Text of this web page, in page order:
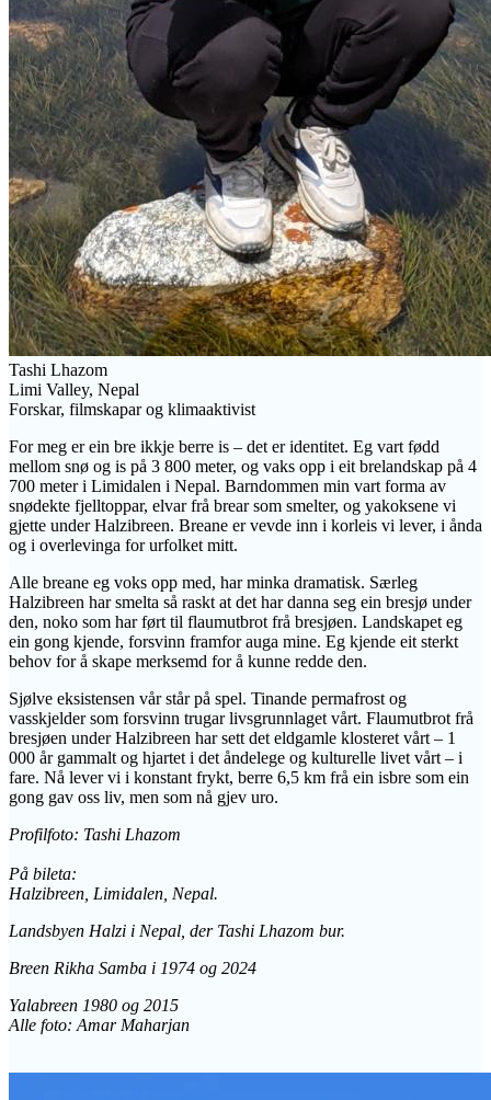
Tashi Lhazom
Limi Valley, Nepal
Forskar, filmskapar og klimaaktivist
For meg er ein bre ikkje berre is – det er identitet. Eg vart fødd
mellom snø og is på 3 800 meter, og vaks opp i eit brelandskap på 4
700 meter i Limidalen i Nepal. Barndommen min vart forma av
snødekte fjelltoppar, elvar frå brear som smelter, og yakoksene vi
gjette under Halzibreen. Breane er vevde inn i korleis vi lever, i ånda
og i overlevinga for urfolket mitt.
Alle breane eg voks opp med, har minka dramatisk. Særleg
Halzibreen har smelta så raskt at det har danna seg ein bresjø under
den, noko som har ført til flaumutbrot frå bresjøen. Landskapet eg
ein gong kjende, forsvinn framfor auga mine. Eg kjende eit sterkt
behov for å skape merksemd for å kunne redde den.
Sjølve eksistensen vår står på spel. Tinande permafrost og
vasskjelder som forsvinn trugar livsgrunnlaget vårt. Flaumutbrot frå
bresjøen under Halzibreen har sett det eldgamle klosteret vårt – 1
000 år gammalt og hjartet i det åndelege og kulturelle livet vårt – i
fare. Nå lever vi i konstant frykt, berre 6,5 km frå ein isbre som ein
gong gav oss liv, men som nå gjev uro.
Profilfoto: Tashi Lhazom
På bileta:
Halzibreen, Limidalen, Nepal.
Landsbyen Halzi i Nepal, der Tashi Lhazom bur.
Breen Rikha Samba i 1974 og 2024
Yalabreen 1980 og 2015
Alle foto: Amar Maharjan